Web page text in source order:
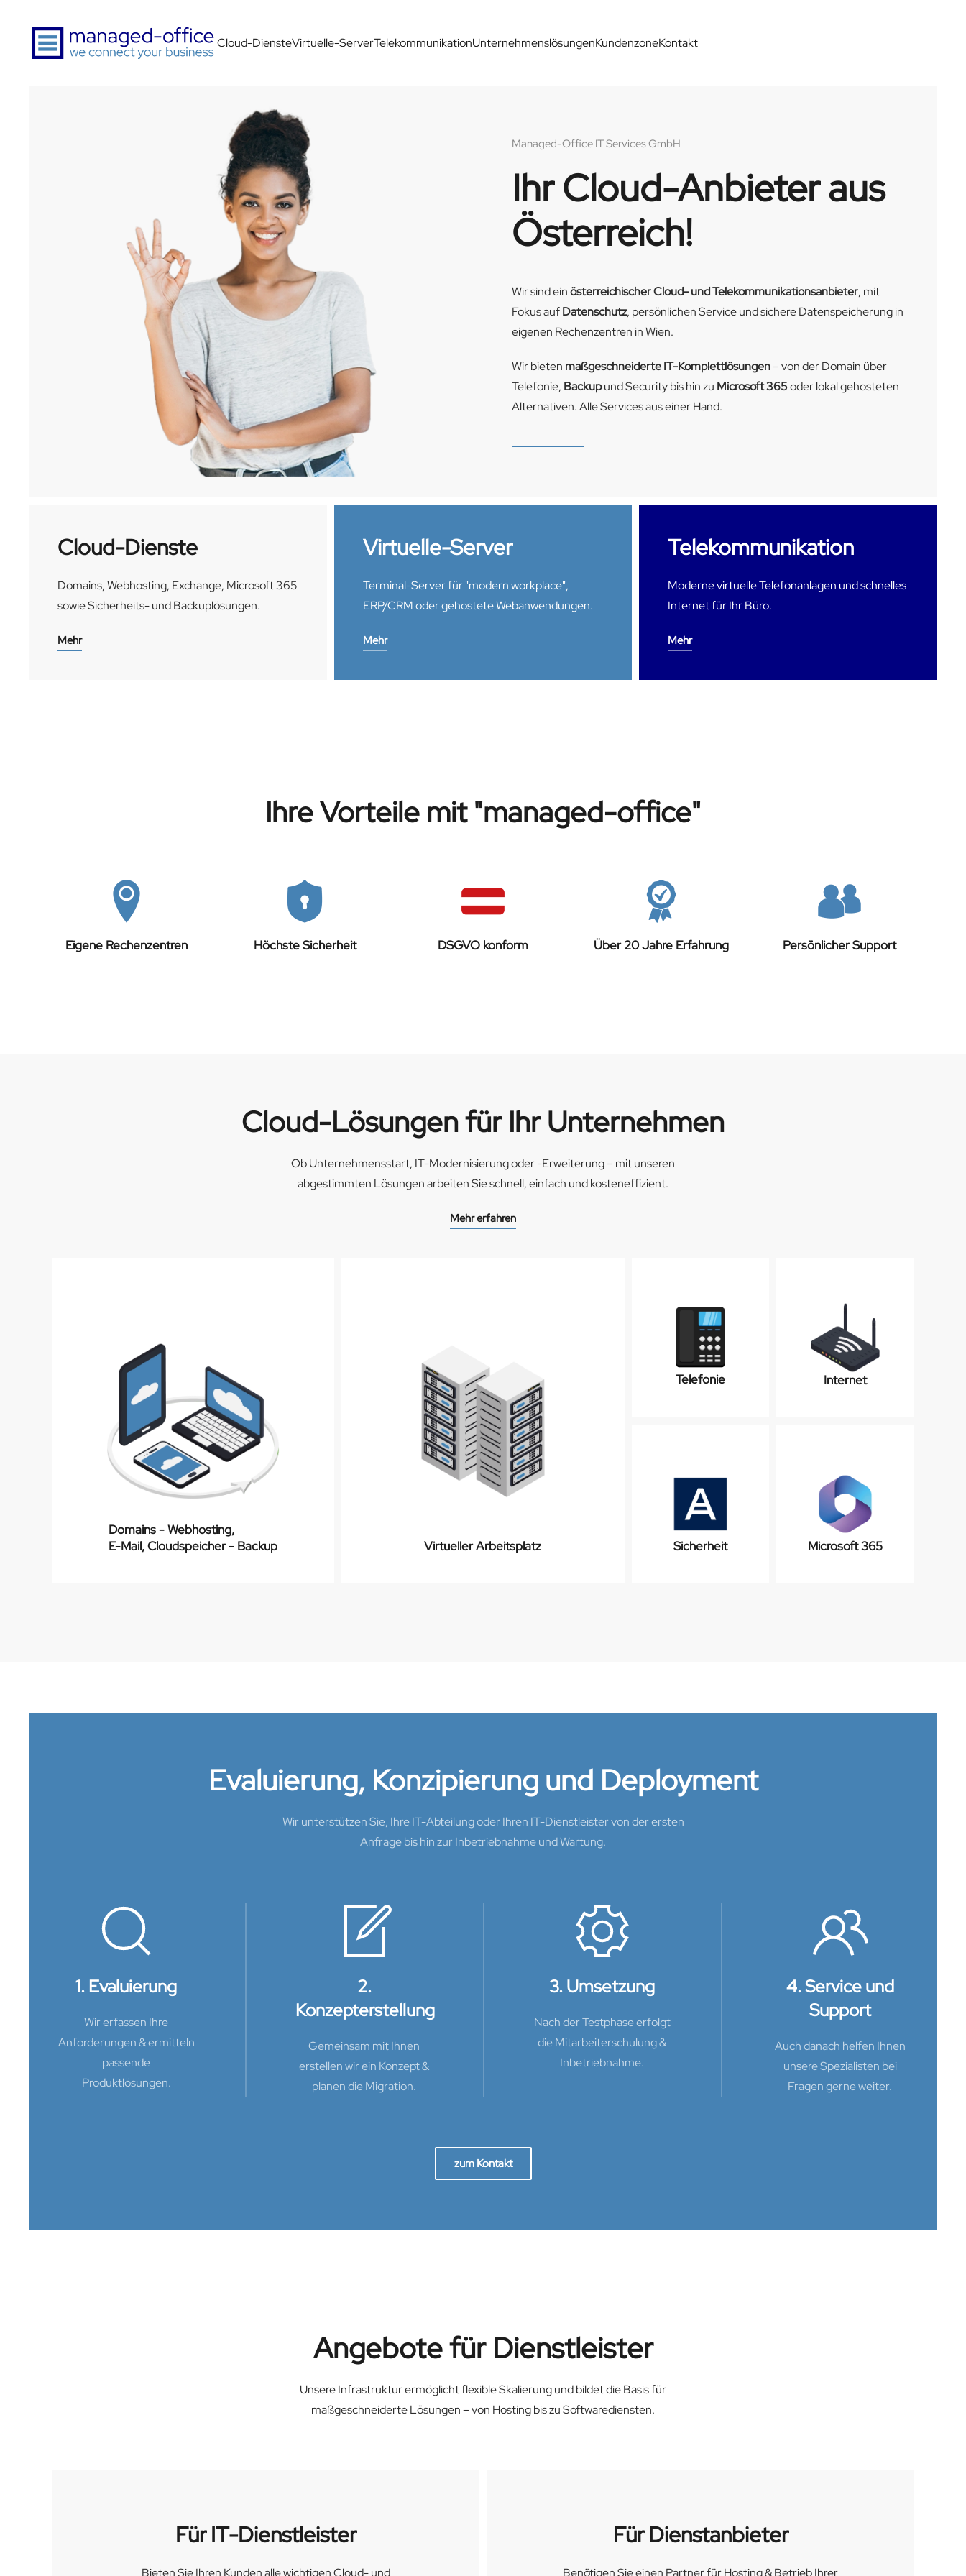
Zum Hauptinhalt springen Cloud-DiensteVirtuelle-ServerTelekommunikationUnternehmenslösungenKundenzoneKontakt
Managed-Office IT Services GmbH
Ihr Cloud-Anbieter aus
Österreich!
Wir sind einösterreichischer Cloud- und Telekommunikationsanbieter, mit
Fokus aufDatenschutz, persönlichen Service und sichere Datenspeicherung in
eigenen Rechenzentren in Wien.
Wir bieten maßgeschneiderte IT-Komplettlösungen– von der Domain über
Telefonie, Backupund Security bis hin zu Microsoft 365oder lokal gehosteten
Alternativen. Alle Services aus einer Hand.
Cloud-Dienste
Domains, Webhosting, Exchange, Microsoft 365
sowie Sicherheits- und Backuplösungen.
Mehr
Virtuelle-Server
Terminal-Server für "modern workplace",
ERP/CRM oder gehostete Webanwendungen.
Mehr
Telekommunikation
Moderne virtuelle Telefonanlagen und schnelles
Internet für Ihr Büro.
Mehr
Ihre Vorteile mit "managed-office"
Eigene Rechenzentren Höchste Sicherheit DSGVO konform Über 20 Jahre Erfahrung Persönlicher Support
Cloud-Lösungen für Ihr Unternehmen
Ob Unternehmensstart, IT-Modernisierung oder -Erweiterung – mit unseren
abgestimmten Lösungen arbeiten Sie schnell, einfach und kosteneffizient.
Mehr erfahren
Domains - Webhosting,
E-Mail, Cloudspeicher - Backup
Virtueller Arbeitsplatz
Telefonie Internet
Sicherheit Microsoft 365
Evaluierung, Konzipierung und Deployment
Wir unterstützen Sie, Ihre IT-Abteilung oder Ihren IT-Dienstleister von der ersten
Anfrage bis hin zur Inbetriebnahme und Wartung.
1. Evaluierung
Wir erfassen Ihre
Anforderungen & ermitteln
passende
Produktlösungen.
2.
Konzepterstellung
Gemeinsam mit Ihnen
erstellen wir ein Konzept &
planen die Migration.
3. Umsetzung
Nach der Testphase erfolgt
die Mitarbeiterschulung &
Inbetriebnahme.
4. Service und
Support
Auch danach helfen Ihnen
unsere Spezialisten bei
Fragen gerne weiter.
zum Kontakt
Angebote für Dienstleister
Unsere Infrastruktur ermöglicht flexible Skalierung und bildet die Basis für
maßgeschneiderte Lösungen – von Hosting bis zu Softwarediensten.
Für IT-Dienstleister
Bieten Sie Ihren Kunden alle wichtigen Cloud- und
Für Dienstanbieter
Benötigen Sie einen Partner für Hosting & Betrieb Ihrer